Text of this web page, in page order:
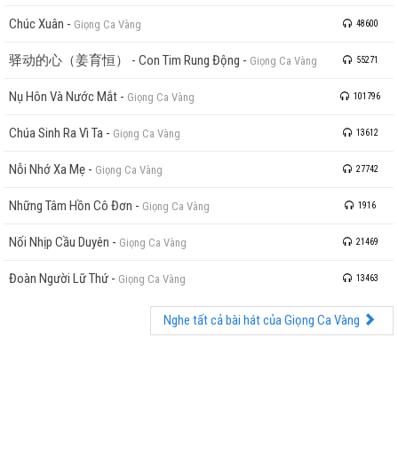
Chúc Xuân - Giọng Ca Vàng 48600
驿动的心（姜育恒） - Con Tim Rung Động - Giọng Ca Vàng 55271
Nụ Hôn Và Nước Mắt - Giọng Ca Vàng 101796
Chúa Sinh Ra Vì Ta - Giọng Ca Vàng 13612
Nỗi Nhớ Xa Mẹ - Giọng Ca Vàng 27742
Những Tâm Hồn Cô Đơn - Giọng Ca Vàng 1916
Nối Nhịp Cầu Duyên - Giọng Ca Vàng 21469
Đoàn Người Lữ Thứ - Giọng Ca Vàng 13463
Nghe tất cả bài hát của Giọng Ca Vàng